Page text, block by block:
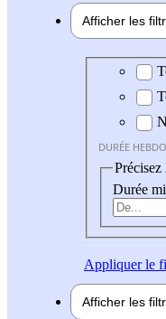
Afficher les
Durée
DURÉE
Précisez
Durée
Appliquerle
Afficher les